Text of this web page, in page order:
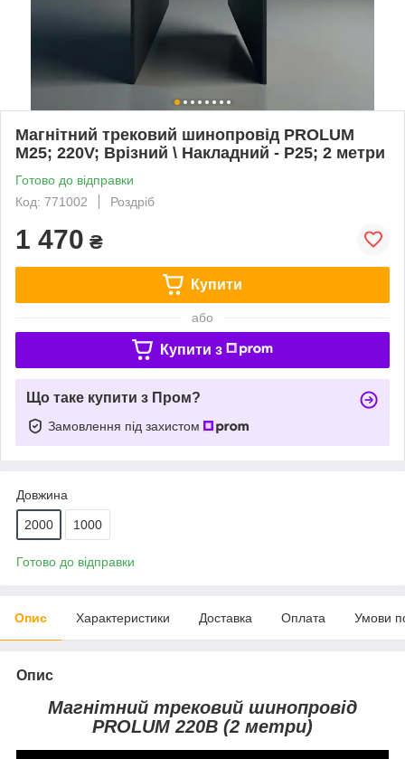
Магнітний трековий шинопровід PROLUM
M25; 220V; Врізний \ Накладний - P25; 2 метри
Готово до відправки
Код: 771002
Роздріб
1 470 ₴
Купити
або
Купити з
Що таке купити з Пром?
Замовлення під захистом
Довжина
2000 1000
Готово до відправки
Опис Характеристики Доставка Оплата Умови
Опис
Магнітний трековий шинопровід
PROLUM 220В (2 метри)